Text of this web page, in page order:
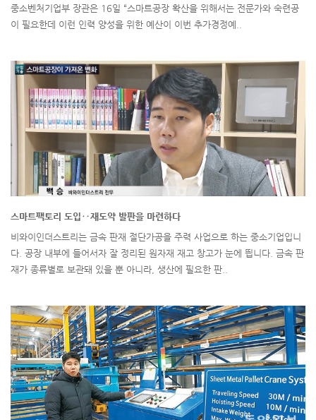
중소벤처기업부 장관은 16일 “스마트공장 확산을 위해서는 전문가와 숙련공
이 필요한데 이런 인력 양성을 위한 예산이 이번 추가경정예..
스마트팩토리 도입‥재도약 발판을 마련하다
비와이인더스트리는 금속 판재 절단가공을 주력 사업으로 하는 중소기업입니
다. 공장 내부에 들어서자 잘 정리된 원자재 재고 창고가 눈에 띕니다. 금속 판
재가 종류별로 보관돼 있을 뿐 아니라, 생산에 필요한 판..